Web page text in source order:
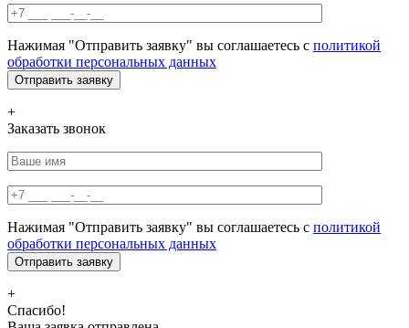
Нажимая "Отправить заявку" вы соглашаетесь с политикой
обработки персональных данных
+
Заказать звонок
Нажимая "Отправить заявку" вы соглашаетесь с политикой
обработки персональных данных
+
Спасибо!